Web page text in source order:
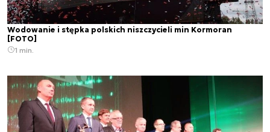
Wodowanie i stępka polskich niszczycieli min Kormoran
[FOTO]
1 min.